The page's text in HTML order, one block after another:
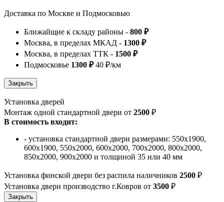
Доставка по Москве и Подмосковью
Ближайщие к складу районы - 800 ₽
Москва, в пределах МКАД - 1300 ₽
Москва, в пределах ТТК - 1500 ₽
Подмосковье 1300 ₽40 ₽/км
Установка дверей
Монтаж одной стандартной двери от 2500 ₽
В стоимость входит:
- установка стандартной двери размерами: 550х1900,
600х1900, 550х2000, 600х2000, 700х2000, 800х2000,
850х2000, 900х2000 и толщиной 35 или 40 мм
Установка финской двери без распила наличников 2500 ₽
Установка двери производство г.Ковров от 3500 ₽